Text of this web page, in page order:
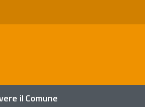
il Comune